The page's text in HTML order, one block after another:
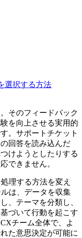
選択する方法
そのフィードバック
を向上させる実用的
。サポートチケット
回答を読み込んだ
けようとしたりする
できません。
理する方法を変え
は、データを収集
、テーマを分類し、
づいて行動を起こす
チーム全体で、よ
た意思決定が可能に